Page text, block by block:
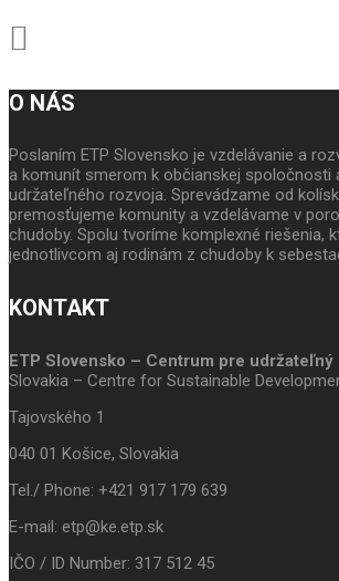
O NÁS
Poslaním ETP Slovensko je vzdelávanie a
a komunít smerom k občianskej spoločnosti
udržateľného rozvoja. Sprevádzame od
premosťujeme komunity a vzdelávame v
chudoby. Spolu tvoríme komplexné riešenia,
jednotlivcom aj rodinám z chudoby k
KONTAKT
ETP Slovensko – Centrum pre
Slovakia – Centre for Sustainable
Tajovského 1
040 01 Košice, Slovakia
Tel./ Phone: +421 917 179 639
E-mail: etp@ke.etp.sk
IČO / ID Number: 317 512 45